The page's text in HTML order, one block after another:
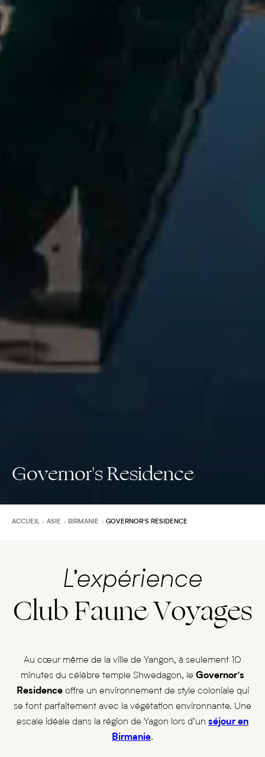
Governor's Residence
ACCUEIL ASIE BIRMANIE GOVERNOR’S RESIDENCE
L’expérience
Club Faune Voyages
Au cœur même de la ville de Yangon, à seulement 10
minutes du célèbre temple Shwedagon, le Governor’s
Residenceoffre un environnement de style coloniale qui
se font parfaitement avec la végétation environnante. Une
escale idéale dans la région de Yagon lors d’un séjour en
Birmanie.